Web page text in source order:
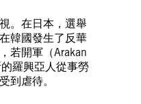
。在日本，選舉
韓國發生了反華
若開軍（Arakan
羅興亞人從事勞
到虐待。